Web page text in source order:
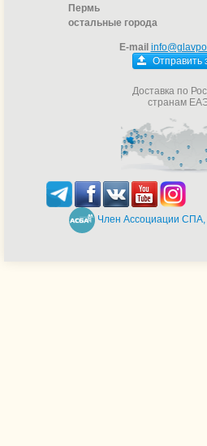
Пермь
остальные города
E-mail
Отправить
Доставка по
странам
Член Ассоциации СПА,